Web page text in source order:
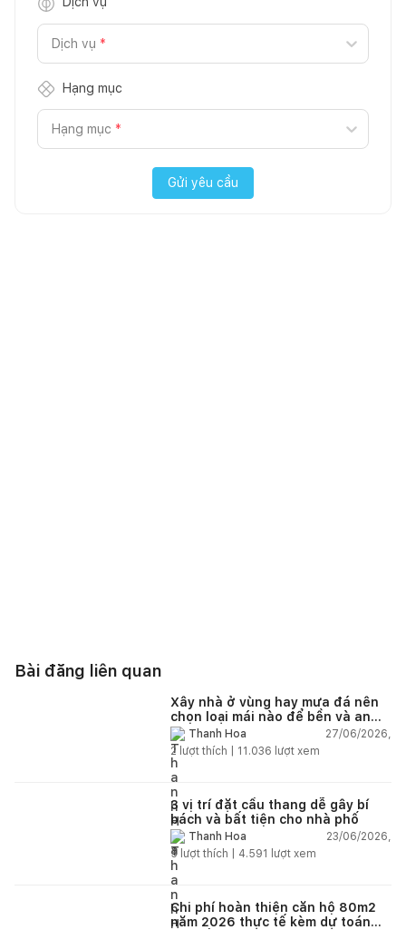
Dịch vụ *
Hạng mục
Hạng mục *
Gửi yêu cầu
Bài đăng liên quan
Xây nhà ở vùng hay mưa đá nên
chọn loại mái nào để bền và an
toàn?Thanh Hoa
27/06/2026,
2 lượt thích | 11.036 lượt xem
3 vị trí đặt cầu thang dễ gây bí
bách và bất tiện cho nhà phố
Thanh Hoa
23/06/2026,
5 lượt thích | 4.591 lượt xem
Chi phí hoàn thiện căn hộ 80m2
năm 2026 thực tế kèm dự toán